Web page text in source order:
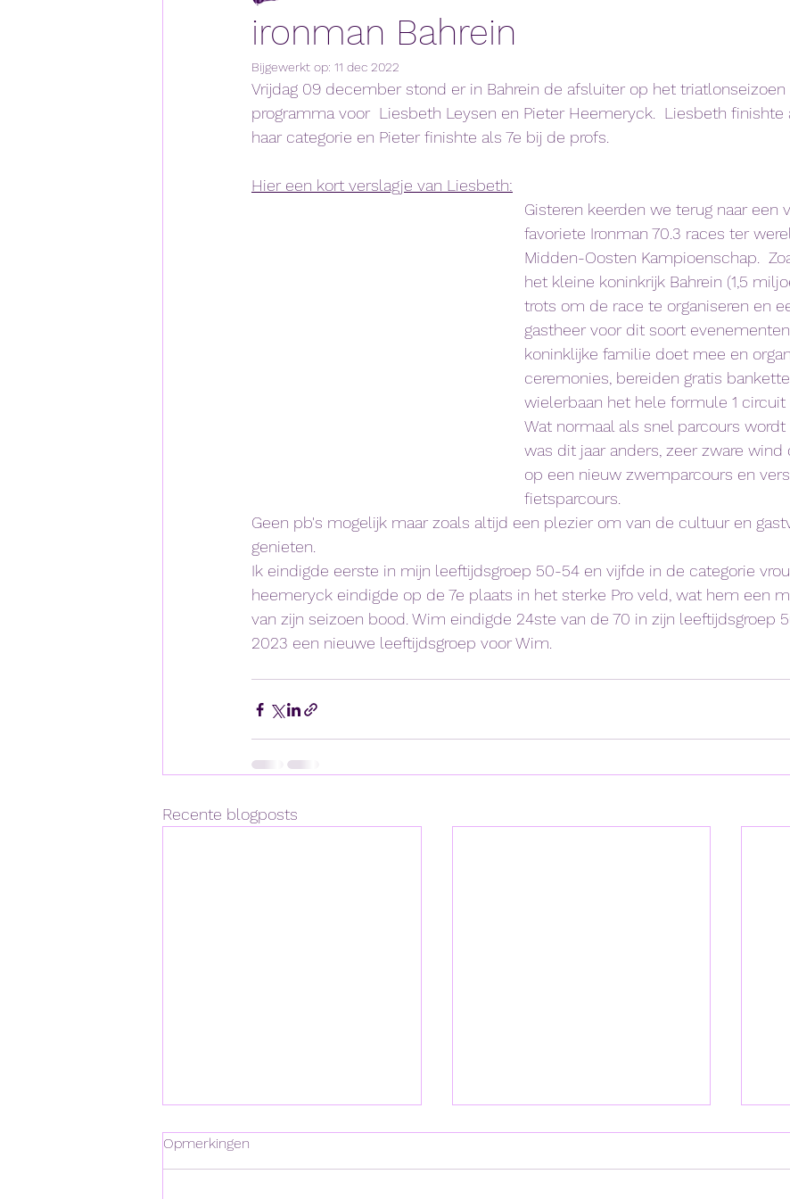
ironman Bahrein
Bijgewerkt op: 11 dec 2022
Vrijdag 09 december stond er in Bahrein de afsluiter op het
programma voor  Liesbeth Leysen en Pieter Heemeryck.  Liesbeth finishte
haar categorie en Pieter finishte als 7e bij de profs.
Hier een kort verslagje van Liesbeth:
Gisteren keerden we terug naar een
favoriete Ironman 70.3 races ter
Midden-Oosten Kampioenschap.
het kleine koninkrijk Bahrein (1,5
trots om de race te organiseren en
gastheer voor dit soort
koninklijke familie doet mee en
ceremonies, bereiden gratis
wielerbaan het hele formule 1 circuit
Wat normaal als snel parcours wordt
was dit jaar anders, zeer zware wind
op een nieuw zwemparcours en
fietsparcours.
Geen pb's mogelijk maar zoals altijd een plezier om van de cultuur en
genieten.
Ik eindigde eerste in mijn leeftijdsgroep 50-54 en vijfde in de categorie
heemeryck eindigde op de 7e plaats in het sterke Pro veld, wat hem een
van zijn seizoen bood. Wim eindigde 24ste van de 70 in zijn leeftijdsgroep
2023 een nieuwe leeftijdsgroep voor Wim.
Recente blogposts
Opmerkingen